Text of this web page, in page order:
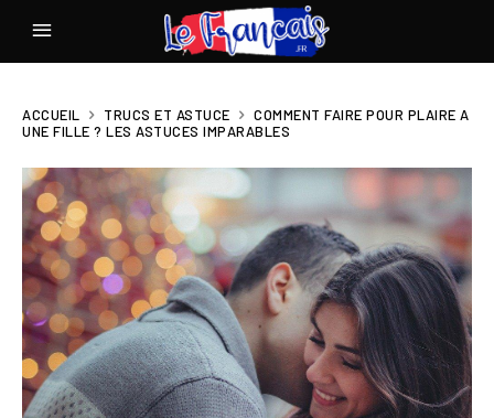
ACCUEIL TRUCS ET ASTUCE
COMMENT FAIRE POUR PLAIRE A
UNE FILLE ? LES ASTUCES IMPARABLES